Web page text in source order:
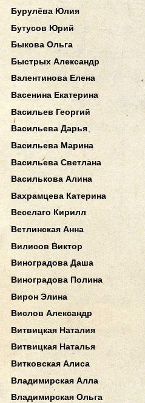
Бурулёва Юлия
Бутусов Юрий
Быкова Ольга
Быстрых Александр
Валентинова Елена
Васенина Екатерина
Васильев Георгий
Васильева Дарья
Васильева Марина
Васильева Светлана
Василькова Алина
Вахрамцева Катерина
Веселаго Кирилл
Ветлинская Анна
Вилисов Виктор
Виноградова Даша
Виноградова Полина
Вирон Элина
Вислов Александр
Витвицкая Наталия
Витвицкая Наталья
Витковская Алиса
Владимирская Алла
Владимирская Ольга